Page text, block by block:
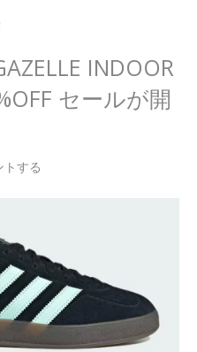
INDOOR
セールが開
トする